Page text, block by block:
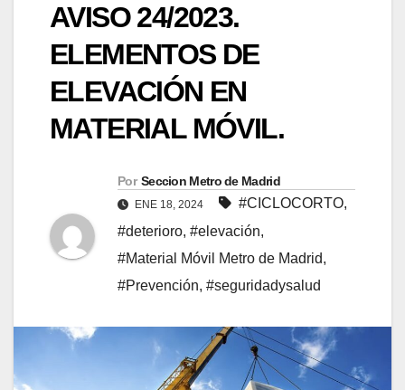
AVISO 24/2023.
ELEMENTOS DE
ELEVACIÓN EN
MATERIAL MÓVIL.
Por Seccion Metro de Madrid
ENE 18, 2024 #CICLOCORTO,
#deterioro, #elevación,
#Material Móvil Metro de Madrid,
#Prevención, #seguridadysalud